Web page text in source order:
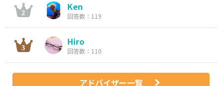
Ken
回答数：119
Hiro
回答数：110
アドバイザー一覧